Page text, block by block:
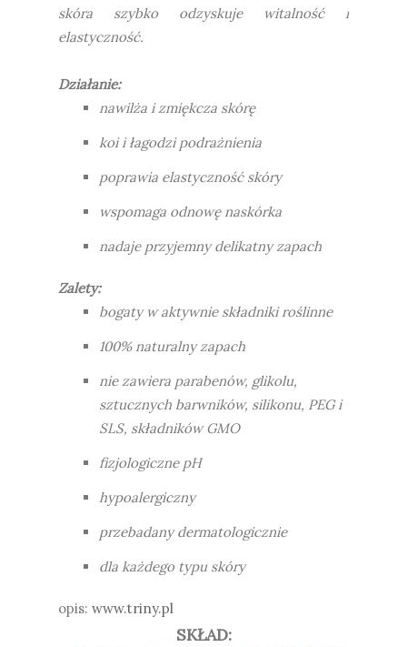
skóra szybko odzyskuje witalność i
elastyczność.
Działanie:
nawilża i zmiękcza skórę
koi i łagodzi podrażnienia
poprawia elastyczność skóry
wspomaga odnowę naskórka
nadaje przyjemny delikatny zapach
Zalety:
bogaty w aktywnie składniki roślinne
100% naturalny zapach
nie zawiera parabenów, glikolu,
sztucznych barwników, silikonu, PEG i
SLS, składników GMO
fizjologiczne pH
hypoalergiczny
przebadany dermatologicznie
dla każdego typu skóry
opis: www.triny.pl
SKŁAD: